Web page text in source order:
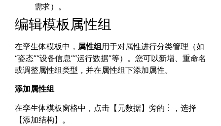
需求）。
编辑模板属性组
在孪生体模板中， 属性组用于对属性进行分类管理（如
“姿态”“设备信息”“运行数据”等）。您可以新增、重命名
或调整属性组类型，并在属性组下添加属性。
添加属性组
在孪生体模板窗格中，点击【元数据】旁的︙，选择
【添加结构】。